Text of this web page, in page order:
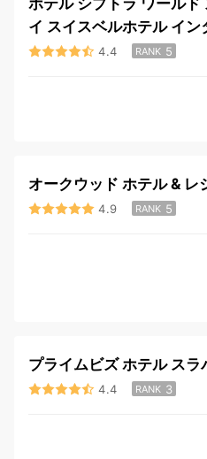
ホテル シプトラ ワールド
イ スイスベルホテル イン
4.4 RANK 5
オークウッド ホテル & レ
4.9 RANK 5
プライムビズ ホテル スラ
4.4 RANK 3